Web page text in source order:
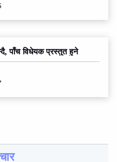
पाँच विधेयक प्रस्तुत हुने